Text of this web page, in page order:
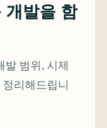
개발을 함
범위, 시제
리해드립니